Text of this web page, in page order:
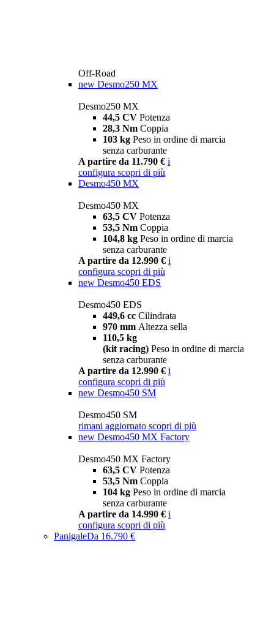
Off-Road
new Desmo250 MX
Desmo250 MX
44,5 CV Potenza
28,3 Nm Coppia
103 kg Peso in ordine di marcia
senza carburante
A partire da 11.790 € i
configura scopri di più
Desmo450 MX
Desmo450 MX
63,5 CV Potenza
53,5 Nm Coppia
104,8 kg Peso in ordine di marcia
senza carburante
A partire da 12.990 € i
configura scopri di più
new Desmo450 EDS
Desmo450 EDS
449,6 cc Cilindrata
970 mm Altezza sella
110,5 kg
(kit racing) Peso in ordine di marcia
senza carburante
A partire da 12.990 € i
configura scopri di più
new Desmo450 SM
Desmo450 SM
rimani aggiornato scopri di più
new Desmo450 MX Factory
Desmo450 MX Factory
63,5 CV Potenza
53,5 Nm Coppia
104 kg Peso in ordine di marcia
senza carburante
A partire da 14.990 € i
configura scopri di più
PanigaleDa 16.790 €